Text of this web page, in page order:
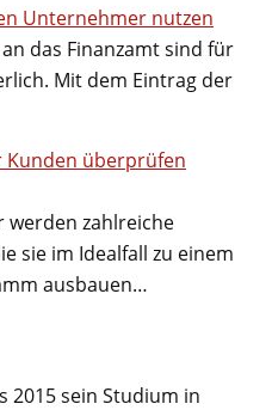
Unternehmer nutzen
das Finanzamt sind für
Mit dem Eintrag der
Kunden überprüfen
werden zahlreiche
sie im Idealfall zu einem
ausbauen…
2015 sein Studium in